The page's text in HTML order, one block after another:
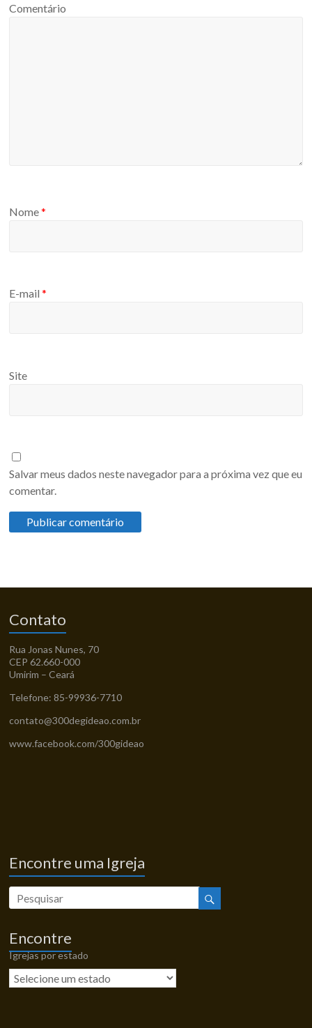
Comentário
Nome*
E-mail*
Site
Salvar meus dados neste navegador para a próxima vez que eu
comentar.
Contato
Rua Jonas Nunes, 70
CEP 62.660-000
Umirim – Ceará
Telefone: 85-99936-7710
contato@300degideao.com.br
www.facebook.com/300gideao
Encontre uma Igreja
Encontre
Igrejas por estado